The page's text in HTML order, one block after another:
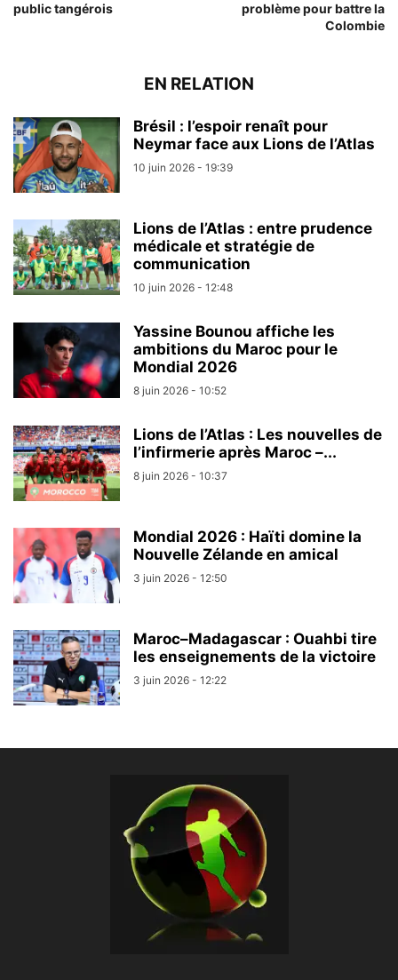
public tangérois
problème pour battre la
Colombie
EN RELATION
Brésil : l’espoir renaît pour
Neymar face aux Lions de l’Atlas
10 juin 2026 - 19:39
Lions de l’Atlas : entre prudence
médicale et stratégie de
communication
10 juin 2026 - 12:48
Yassine Bounou affiche les
ambitions du Maroc pour le
Mondial 2026
8 juin 2026 - 10:52
Lions de l’Atlas : Les nouvelles de
l’infirmerie après Maroc –...
8 juin 2026 - 10:37
Mondial 2026 : Haïti domine la
Nouvelle Zélande en amical
3 juin 2026 - 12:50
Maroc–Madagascar : Ouahbi tire
les enseignements de la victoire
3 juin 2026 - 12:22